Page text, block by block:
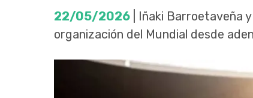
22/05/2026 | Iñaki Barroetaveña
organización del Mundial desde